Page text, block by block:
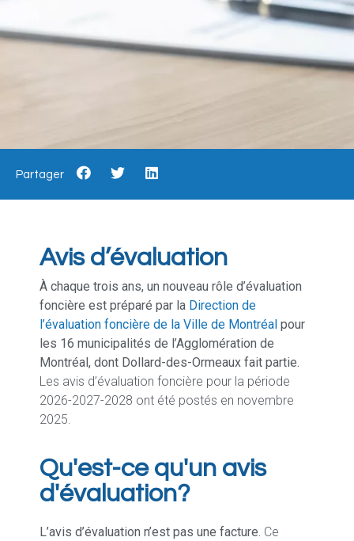
Partager
Avis d’évaluation
À chaque trois ans, un nouveau rôle d’évaluation
foncière est préparé par la Direction de
l’évaluation foncière de la Ville de Montréal pour
les 16 municipalités de l’Agglomération de
Montréal, dont Dollard-des-Ormeaux fait partie.
Les avis d’évaluation foncière pour la période
2026-2027-2028 ont été postés en novembre
2025.
Qu'est-ce qu'un avis
d'évaluation?
L’avis d’évaluation n’est pas une facture. Ce